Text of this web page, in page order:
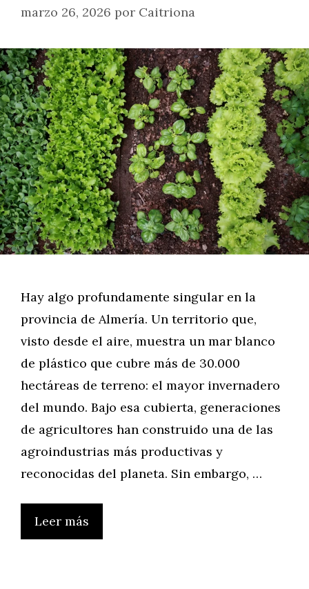
marzo 26, 2026 por Caitriona
Hay algo profundamente singular en la
provincia de Almería. Un territorio que,
visto desde el aire, muestra un mar blanco
de plástico que cubre más de 30.000
hectáreas de terreno: el mayor invernadero
del mundo. Bajo esa cubierta, generaciones
de agricultores han construido una de las
agroindustrias más productivas y
reconocidas del planeta. Sin embargo, …
Leer más